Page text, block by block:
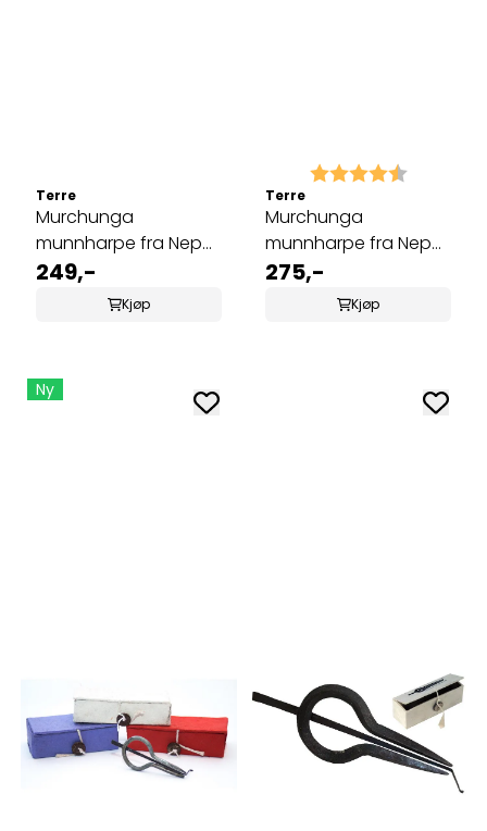
Terre
Murchunga
munnharpe fra Nepal,
10 cm
249,-
Kjøp
Karakter: 4.7 av 5
Terre
Murchunga
munnharpe fra Nepal,
11 cm
275,-
Kjøp
Ny